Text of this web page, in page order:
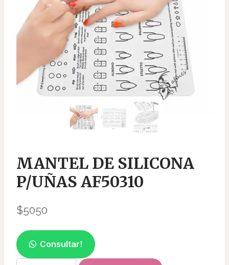
MANTEL DE SILICONA
P/UÑAS AF50310
$5050
Consultar!